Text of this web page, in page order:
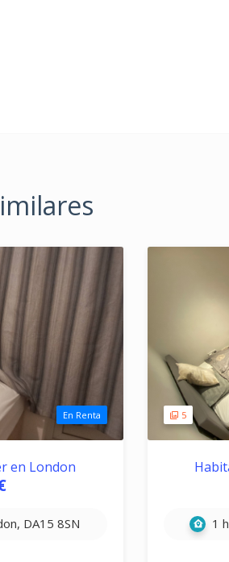
En Renta
en London
DA15 8SN
5
1